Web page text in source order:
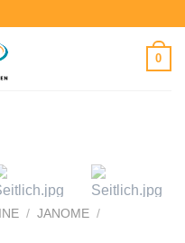
0
/ JANOME /